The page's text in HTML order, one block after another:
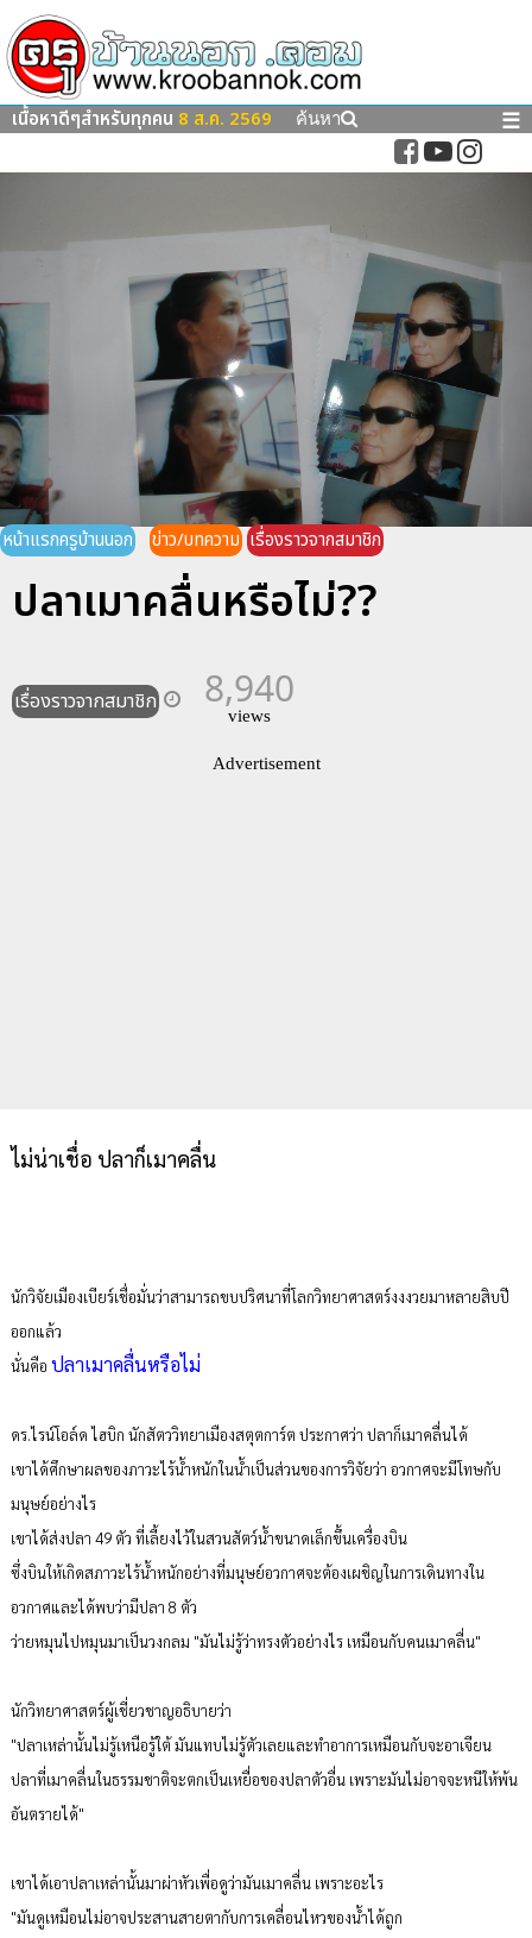
เนื้อหาดีๆสำหรับทุกคน 8 ส.ค. 2569 ค้นหา ☰
หน้าแรกครูบ้านนอก ข่าว/บทความ เรื่องราวจากสมาชิก
ปลาเมาคลื่นหรือไม่??
เรื่องราวจากสมาชิก 8,940
views
Advertisement
ไม่น่าเชื่อ ปลาก็เมาคลื่น
นักวิจัยเมืองเบียร์เชื่อมั่นว่าสามารถขบปริศนาที่โลกวิทยาศาสตร์งงงวยมาหลายสิบปี
ออกแล้ว
นั่นคือ ปลาเมาคลื่นหรือไม่
ดร.ไรน์โอล์ด ไฮบิก นักสัตววิทยาเมืองสตุตการ์ต ประกาศว่า ปลาก็เมาคลื่นได้
เขาได้ศึกษาผลของภาวะไร้น้ำหนักในน้ำเป็นส่วนของการวิจัยว่า อวกาศจะมีโทษกับ
มนุษย์อย่างไร
เขาได้ส่งปลา 49 ตัว ที่เลี้ยงไว้ในสวนสัตว์น้ำขนาดเล็กขึ้นเครื่องบิน
ซึ่งบินให้เกิดสภาวะไร้น้ำหนักอย่างที่มนุษย์อวกาศจะต้องเผชิญในการเดินทางใน
อวกาศและได้พบว่ามีปลา 8 ตัว
ว่ายหมุนไปหมุนมาเป็นวงกลม "มันไม่รู้ว่าทรงตัวอย่างไร เหมือนกับคนเมาคลื่น"
นักวิทยาศาสตร์ผู้เชี่ยวชาญอธิบายว่า
"ปลาเหล่านั้นไม่รู้เหนือรู้ใต้ มันแทบไม่รู้ตัวเลยและทำอาการเหมือนกับจะอาเจียน
ปลาที่เมาคลื่นในธรรมชาติจะตกเป็นเหยื่อของปลาตัวอื่น เพราะมันไม่อาจจะหนีให้พ้น
อันตรายได้"
เขาได้เอาปลาเหล่านั้นมาผ่าหัวเพื่อดูว่ามันเมาคลื่น เพราะอะไร
"มันดูเหมือนไม่อาจประสานสายตากับการเคลื่อนไหวของน้ำได้ถูก